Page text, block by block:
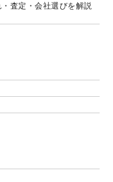
査定・会社選びを解説